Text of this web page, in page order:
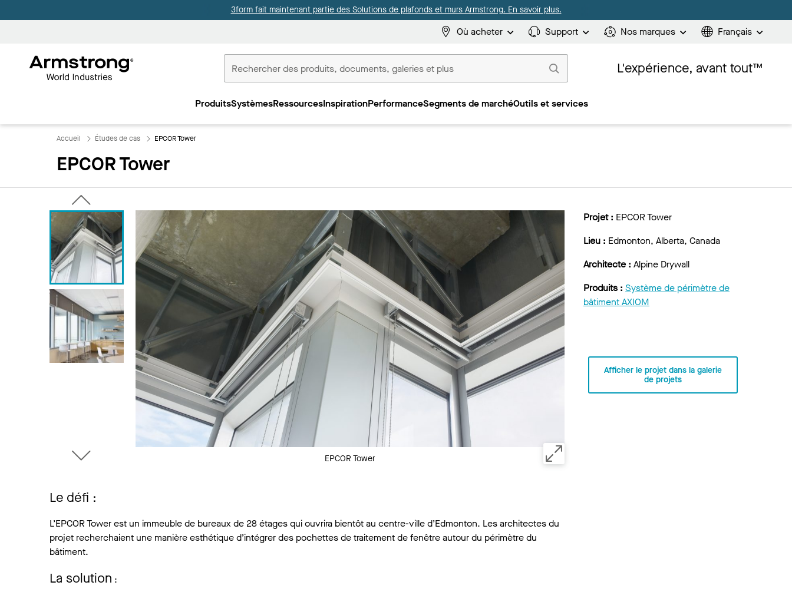
3form fait maintenant partie des Solutions de plafonds et murs Armstrong. En savoir plus.
Où acheter Support Nos marques Français
Commerciaux
L'expérience, avant tout™
ProduitsSystèmesRessourcesInspirationPerformanceSegments de marchéOutils et services
Accueil Études de cas EPCOR Tower
EPCOR Tower
EPCOR Tower
Le défi :
L’EPCOR Tower est un immeuble de bureaux de 28 étages qui ouvrira bientôt au centre-ville d’Edmonton. Les architectes du
projet recherchaient une manière esthétique d’intégrer des pochettes de traitement de fenêtre autour du périmètre du
bâtiment.
La solution :
Projet : EPCOR Tower
Lieu : Edmonton, Alberta, Canada
Architecte : Alpine Drywall
Produits : Système de périmètre de
bâtiment AXIOM
Afficher le projet dans la galerie
de projets